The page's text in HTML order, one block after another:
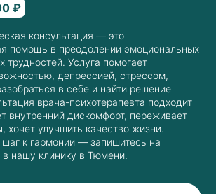
₽
консультация — это
помощь в преодолении эмоциональных
трудностей. Услуга помогает
депрессией, стрессом,
в себе и найти решение
врача-психотерапевта подходит
внутренний дискомфорт, переживает
улучшить качество жизни.
к гармонии — запишитесь на
нашу клинику в Тюмени.